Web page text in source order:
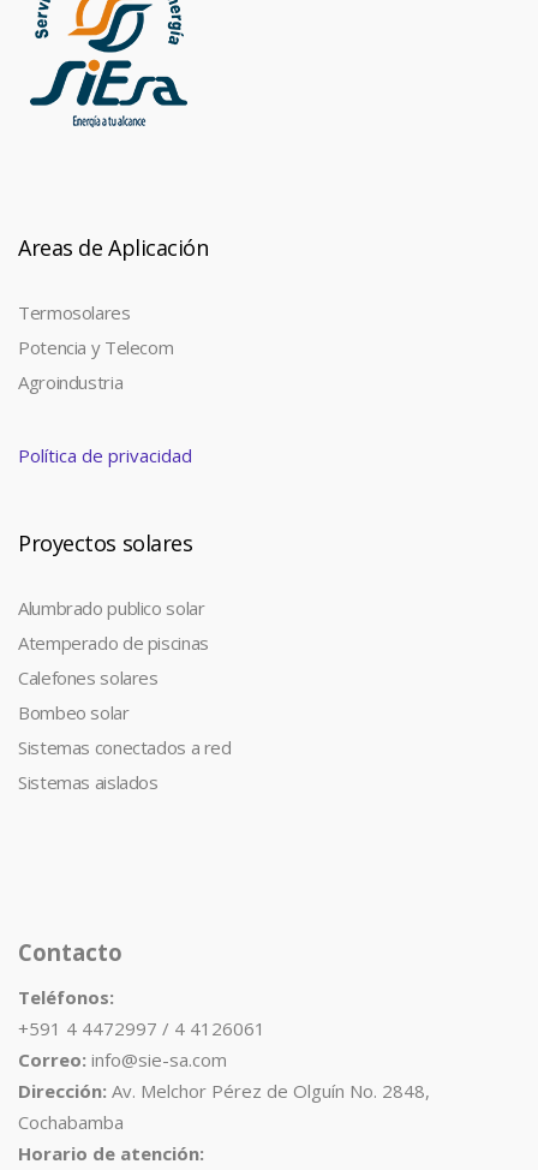
Areas de Aplicación
Termosolares
Potencia y Telecom
Agroindustria
Política de privacidad
Proyectos solares
Alumbrado publico solar
Atemperado de piscinas
Calefones solares
Bombeo solar
Sistemas conectados a red
Sistemas aislados
Contacto
Teléfonos:
+591 4 4472997 / 4 4126061
Correo: info@sie-sa.com
Dirección: Av. Melchor Pérez de Olguín No. 2848,
Cochabamba
Horario de atención: